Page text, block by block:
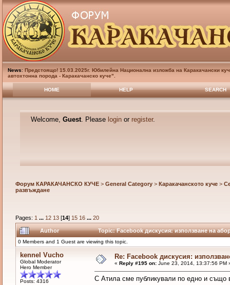
News: Предстоящо! 15.03.2025г. Юбилейна Национална изложба на Каракачански
автохтонна порода - Каракачанско куче".
HOME HELP SEARCH
Welcome, Guest. Please loginor register.
Форум КАРАКАЧАНСКО КУЧЕ> General Category> Каракачанското куче>
развъждане
Pages: 1 ... 12 13[14] 15 16 ... 20
Author Topic: Facebook дискусия: използване на
0 Members and 1 Guest are viewing this topic.
kennel Vucho
Global Moderator
Hero Member
Posts: 4316
Re: Facebook дискусия:
« Reply #195 on:June 23, 2014, 13:37:56 PM
С Атила сме публикували по едно и също